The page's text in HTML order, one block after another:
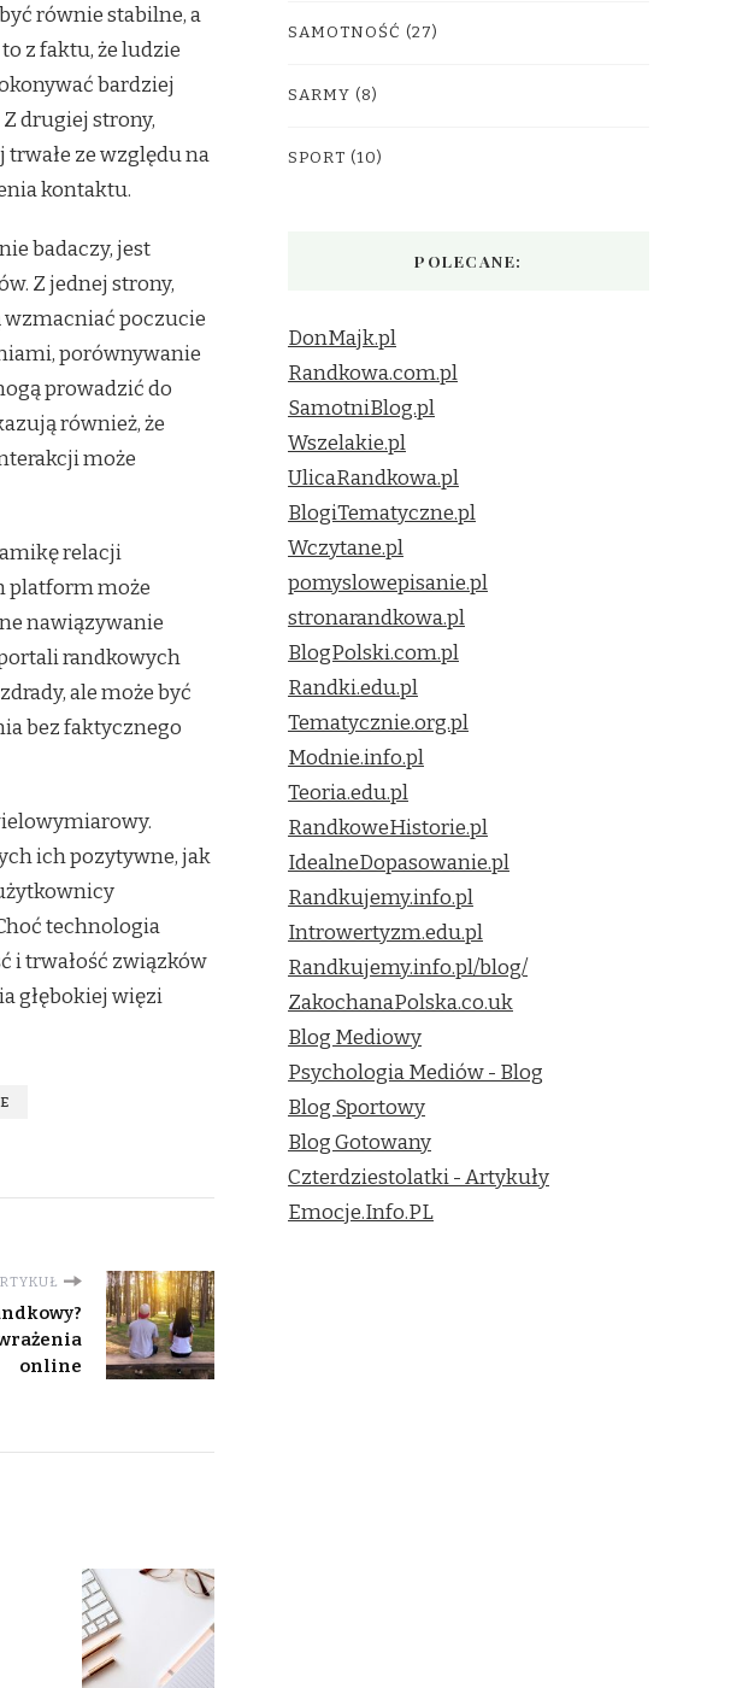
równie stabilne, a
z faktu, że ludzie
bardziej
drugiej strony,
ze względu na
kontaktu.
badaczy, jest
Z jednej strony,
poczucie
porównywanie
prowadzić do
również, że
może
relacji
platform może
nawiązywanie
randkowych
ale może być
bez faktycznego
ich pozytywne, jak
technologia
i trwałość związków
głębokiej więzi
online
SAMOTNOŚĆ (27)
SARMY (8)
SPORT (10)
POLECANE:
DonMajk.pl
Randkowa.com.pl
SamotniBlog.pl
Wszelakie.pl
UlicaRandkowa.pl
BlogiTematyczne.pl
Wczytane.pl
pomyslowepisanie.pl
stronarandkowa.pl
BlogPolski.com.pl
Randki.edu.pl
Tematycznie.org.pl
Modnie.info.pl
Teoria.edu.pl
RandkoweHistorie.pl
IdealneDopasowanie.pl
Randkujemy.info.pl
Introwertyzm.edu.pl
Randkujemy.info.pl/blog/
ZakochanaPolska.co.uk
Blog Mediowy
Psychologia Mediów - Blog
Blog Sportowy
Blog Gotowany
Czterdziestolatki - Artykuły
Emocje.Info.PL